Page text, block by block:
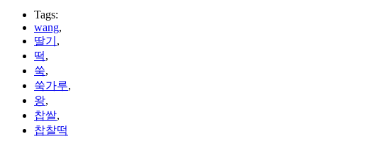
Tags:
wang,
딸기 ,
떡,
쑥,
쑥가루,
왕,
찹쌀,
찹찰떡